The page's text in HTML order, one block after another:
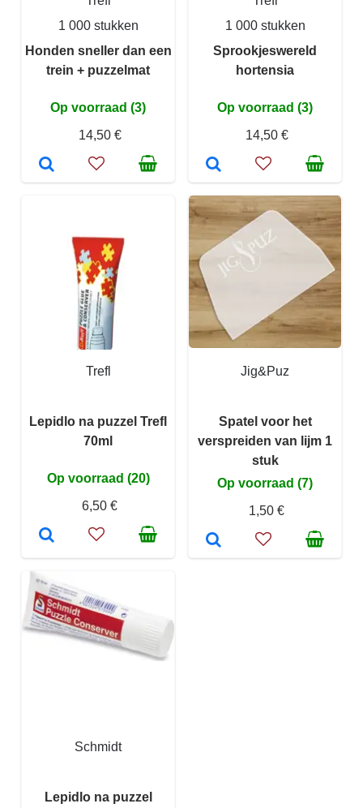
1 000 stukken
Honden sneller dan een
trein + puzzelmat
Op voorraad (3)
14,50 €
1 000 stukken
Sprookjeswereld
hortensia
Op voorraad (3)
14,50 €
Trefl
Lepidlo na puzzel Trefl
70ml
Op voorraad (20)
6,50 €
Jig&Puz
Spatel voor het
verspreiden van lijm 1
stuk
Op voorraad (7)
1,50 €
Schmidt
Lepidlo na puzzel